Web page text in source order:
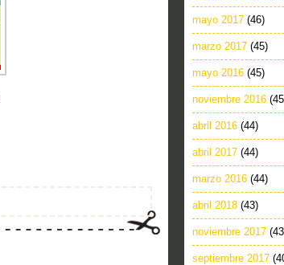
mayo 2017 (46)
marzo 2017 (45)
mayo 2016 (45)
noviembre 2016
abril 2016 (44)
abril 2017 (44)
marzo 2016 (44)
abril 2018 (43)
noviembre 2017
septiembre 2017